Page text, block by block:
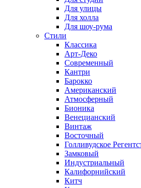
Для улицы
Для холла
Для шоу-рума
Стили
Классика
Арт-Деко
Современный
Кантри
Барокко
Американский
Атмосферный
Бионика
Венецианский
Винтаж
Восточный
Голливудское
Замковый
Индустриальный
Калифорнийский
Китч